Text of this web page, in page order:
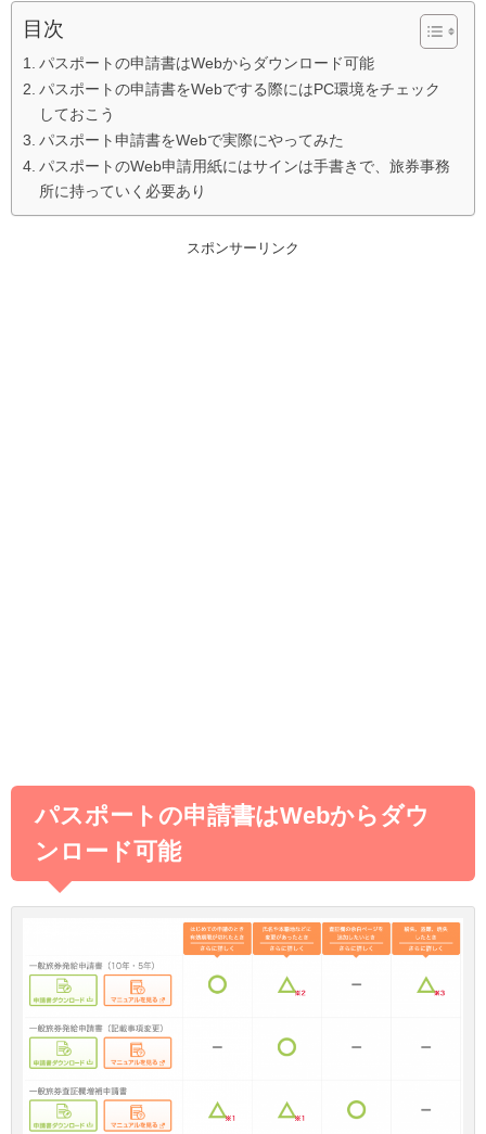
目次
パスポートの申請書はWebからダウンロード可能
パスポートの申請書をWebでする際にはPC環境をチェック
しておこう
パスポート申請書をWebで実際にやってみた
パスポートのWeb申請用紙にはサインは手書きで、旅券事務
所に持っていく必要あり
スポンサーリンク
パスポートの申請書はWebからダウ
ンロード可能